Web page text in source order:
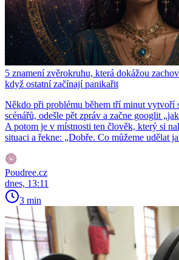
5 znamení zvěrokruhu, která dokážou
když ostatní začínají panikařit
Někdo při problému během tří minut vytvoří
scénářů, odešle pět zpráv a začne googlit
A potom je v místnosti ten člověk, který si
situaci a řekne: „Dobře. Co můžeme udělat
Poudree.cz
dnes, 13:11
3 min